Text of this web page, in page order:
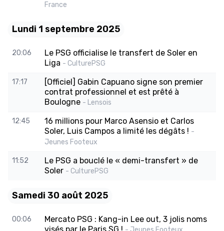
France
Lundi 1 septembre 2025
20:06
Le PSG officialise le transfert de Soler en
Liga - CulturePSG
17:17
[Officiel] Gabin Capuano signe son premier
contrat professionnel et est prêté à
Boulogne - Lensois
12:45
16 millions pour Marco Asensio et Carlos
Soler, Luis Campos a limité les dégâts ! -
Jeunes Footeux
11:52
Le PSG a bouclé le « demi-transfert » de
Soler - CulturePSG
Samedi 30 août 2025
00:06
Mercato PSG : Kang-in Lee out, 3 jolis noms